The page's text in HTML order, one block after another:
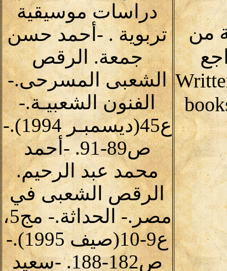
من
دراسات موسيقية
تربوية . -أحمد حسن
جمعة. الرقص
الشعبى المسرحى.-
الفنون الشعبيـة.-
ع45(ديسمبـر 1994).-
ص89-91. -أحمد
محمد عبد الرحيم.
الرقص الشعبى في
مصر.- الحداثة.- مج5،
ع9-10(صيف 1995).-
ص182-188. -سعيد